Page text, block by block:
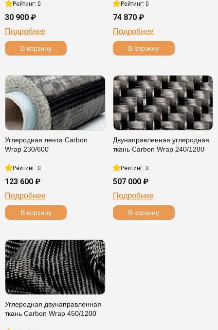
Рейтинг: 0
30 900 ₽
Подробнее
В корзину
Рейтинг: 0
74 870 ₽
Подробнее
В корзину
Углеродная лента Carbon
Wrap 230/600
Рейтинг: 0
123 600 ₽
Подробнее
В корзину
Двунаправленная углеродная
ткань Carbon Wrap 240/1200
Рейтинг: 0
507 000 ₽
Подробнее
В корзину
Углеродная двунаправленная
ткань Carbon Wrap 450/1200